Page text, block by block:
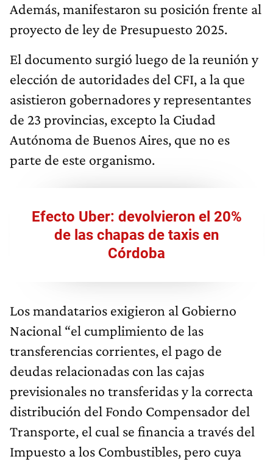
Además, manifestaron su posición frente al
proyecto de ley de Presupuesto 2025.
El documento surgió luego de la reunión y
elección de autoridades del CFI, a la que
asistieron gobernadores y representantes
de 23 provincias, excepto la Ciudad
Autónoma de Buenos Aires, que no es
parte de este organismo.
Efecto Uber: devolvieron el 20%
de las chapas de taxis en
Córdoba
Los mandatarios exigieron al Gobierno
Nacional “el cumplimiento de las
transferencias corrientes, el pago de
deudas relacionadas con las cajas
previsionales no transferidas y la correcta
distribución del Fondo Compensador del
Transporte, el cual se financia a través del
Impuesto a los Combustibles, pero cuya